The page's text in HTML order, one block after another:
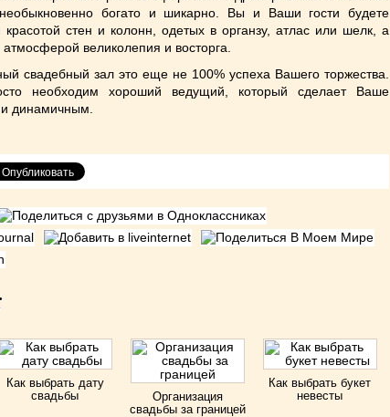
богато и шикарно. Вы и Ваши гости будете
стен и колонн, одетых в органзу, атлас или шелк, а
великолепия и восторга.
свадебный зал это еще не 100% успеха Вашего торжества.
необходим хороший ведущий, который сделает Ваше
динамичным.
Как выбрать дату
свадьбы
Организация
свадьбы за границей
Как выбрать букет
невесты